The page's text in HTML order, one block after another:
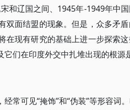
和辽国之间、1945年-1949年中
双面结盟的现象。但是，众多矛
在现有研究的基础上进一步探索
们在印度外交中扎堆出现的根源
常可见“掩饰”和“伪装”等形容词